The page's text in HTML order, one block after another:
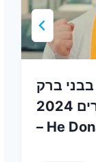
ברק
– פורים 2024 | Bardak – Purim 2024
– He